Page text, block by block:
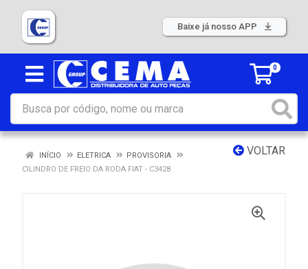
Baixe já nosso APP
0
VOLTAR
INÍCIO ELETRICA
PROVISORIA
CILINDRO DE FREIO DA RODA FIAT - C3428